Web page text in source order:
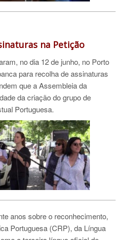
na Petição
no dia 12 de junho, no Porto
para recolha de assinaturas
que a Assembleia da
da criação do grupo de
Portuguesa.
anos sobre o reconhecimento,
Portuguesa (CRP), da Língua